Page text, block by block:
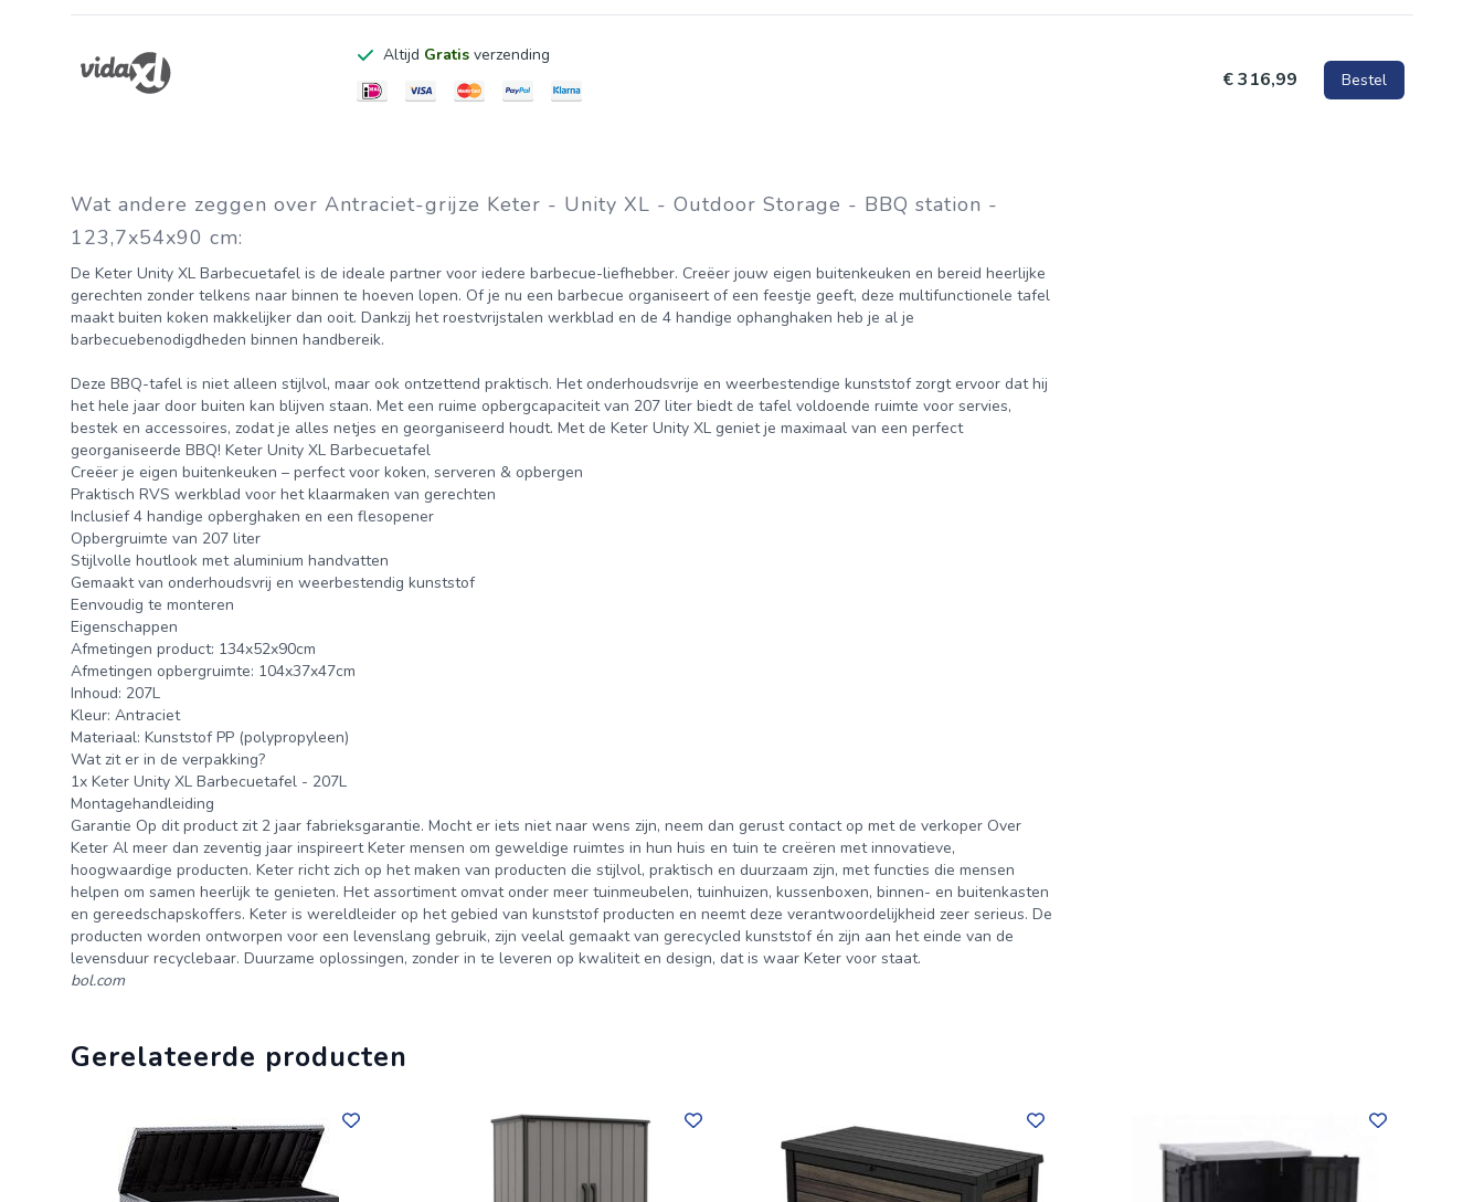
Kleur: Antraciet
Materiaal: Kunststof PP (polypropyleen)
Montagehandleiding
Garantie Op dit product zit 2 jaar fabrieksgarantie. Mocht er iets niet naar wens zijn, neem dan gerust contact op met de verkoper
innovatieve, hoogwaardige producten. Keter richt zich op het maken van producten die stijlvol, praktisch en duurzaam zijn, met
functies die mensen helpen om samen heerlijk te genieten. Het assortiment omvat onder meer tuinmeubelen, tuinhuizen,
neemt deze verantwoordelijkheid zeer serieus. De producten worden ontworpen voor een levenslang gebruik, zijn veelal
gemaakt van gerecycled kunststof én zijn aan het einde van de levensduur recyclebaar. Duurzame oplossingen, zonder in te
leveren op kwaliteit en design, dat is waar Keter voor staat.
Altijd Gratis verzending
€ 316,99 Bestel
Wat andere zeggen over Antraciet-grijze Keter - Unity XL - Outdoor Storage - BBQ station -
123,7x54x90 cm:
De Keter Unity XL Barbecuetafel is de ideale partner voor iedere barbecue-liefhebber. Creëer jouw eigen buitenkeuken en bereid heerlijke
gerechten zonder telkens naar binnen te hoeven lopen. Of je nu een barbecue organiseert of een feestje geeft, deze multifunctionele tafel
maakt buiten koken makkelijker dan ooit. Dankzij het roestvrijstalen werkblad en de 4 handige ophanghaken heb je al je
barbecuebenodigdheden binnen handbereik.
Deze BBQ-tafel is niet alleen stijlvol, maar ook ontzettend praktisch. Het onderhoudsvrije en weerbestendige kunststof zorgt ervoor dat hij
het hele jaar door buiten kan blijven staan. Met een ruime opbergcapaciteit van 207 liter biedt de tafel voldoende ruimte voor servies,
bestek en accessoires, zodat je alles netjes en georganiseerd houdt. Met de Keter Unity XL geniet je maximaal van een perfect
georganiseerde BBQ! Keter Unity XL Barbecuetafel
Creëer je eigen buitenkeuken – perfect voor koken, serveren & opbergen
Praktisch RVS werkblad voor het klaarmaken van gerechten
Inclusief 4 handige opberghaken en een flesopener
Opbergruimte van 207 liter
Stijlvolle houtlook met aluminium handvatten
Gemaakt van onderhoudsvrij en weerbestendig kunststof
Eenvoudig te monteren
Eigenschappen
Afmetingen product: 134x52x90cm
Afmetingen opbergruimte: 104x37x47cm
Inhoud: 207L
Kleur: Antraciet
Materiaal: Kunststof PP (polypropyleen)
Wat zit er in de verpakking?
1x Keter Unity XL Barbecuetafel - 207L
Montagehandleiding
Garantie Op dit product zit 2 jaar fabrieksgarantie. Mocht er iets niet naar wens zijn, neem dan gerust contact op met de verkoper Over
Keter Al meer dan zeventig jaar inspireert Keter mensen om geweldige ruimtes in hun huis en tuin te creëren met innovatieve,
hoogwaardige producten. Keter richt zich op het maken van producten die stijlvol, praktisch en duurzaam zijn, met functies die mensen
helpen om samen heerlijk te genieten. Het assortiment omvat onder meer tuinmeubelen, tuinhuizen, kussenboxen, binnen- en buitenkasten
en gereedschapskoffers. Keter is wereldleider op het gebied van kunststof producten en neemt deze verantwoordelijkheid zeer serieus. De
producten worden ontworpen voor een levenslang gebruik, zijn veelal gemaakt van gerecycled kunststof én zijn aan het einde van de
levensduur recyclebaar. Duurzame oplossingen, zonder in te leveren op kwaliteit en design, dat is waar Keter voor staat.
bol.com
Gerelateerde producten